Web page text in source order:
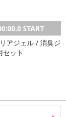
START
アジェル / 消臭ジ
セット